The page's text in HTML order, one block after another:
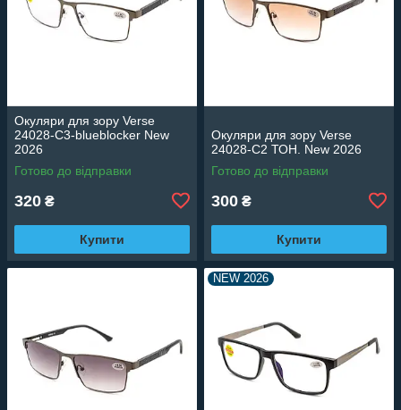
Окуляри для зору Verse
24028-C3-blueblocker New
2026
Готово до відправки
320 ₴
Купити
Окуляри для зору Verse
24028-C2 ТОН. New 2026
Готово до відправки
300 ₴
Купити
NEW 2026